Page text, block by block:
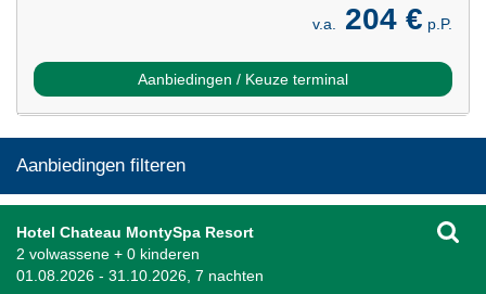
v.a. 204 € p.P.
Aanbiedingen / Keuze terminal
Aanbiedingen filteren
Hotel Chateau MontySpa Resort
2 volwassene + 0 kinderen
01.08.2026 - 31.10.2026, 7 nachten